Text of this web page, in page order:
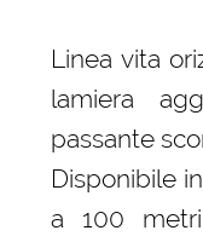
Linea vita
lamiera
passante
Disponibile
a 100